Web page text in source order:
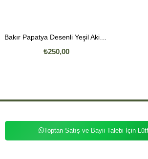
Bakır Papatya Desenli Yeşil Akik Küpe
₺250,00
Toptan Satış ve Bayii Talebi İçin